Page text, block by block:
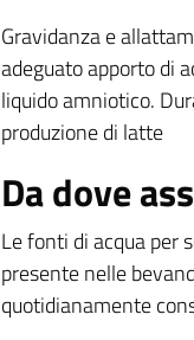
Gravidanza e
adeguato apporto di
liquido amniotico.
produzione di latte
Da dove
Le fonti di acqua per
presente nelle
quotidianamente